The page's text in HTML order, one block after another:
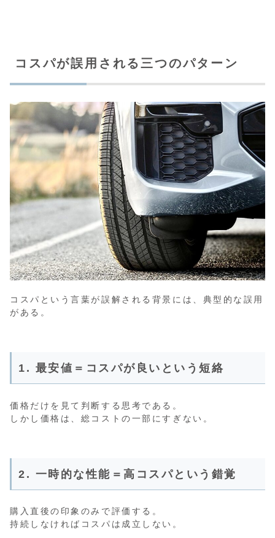
コスパが誤用される三つのパターン
コスパという言葉が誤解される背景には、典型的な誤用
がある。
1. 最安値＝コスパが良いという短絡
価格だけを見て判断する思考である。
しかし価格は、総コストの一部にすぎない。
2. 一時的な性能＝高コスパという錯覚
購入直後の印象のみで評価する。
持続しなければコスパは成立しない。